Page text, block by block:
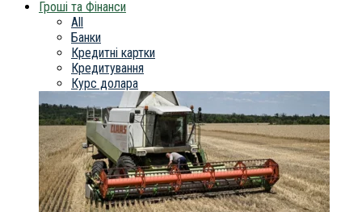
Гроші та Фінанси
All
Банки
Кредитні картки
Кредитування
Курс долара